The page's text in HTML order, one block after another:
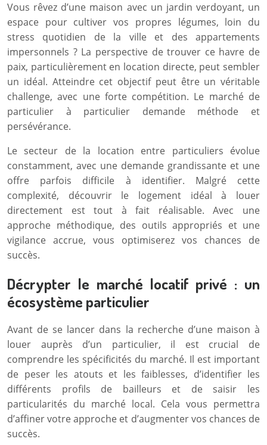
Vous rêvez d’une maison avec un jardin verdoyant, un
espace pour cultiver vos propres légumes, loin du
stress quotidien de la ville et des appartements
impersonnels ? La perspective de trouver ce havre de
paix, particulièrement en location directe, peut sembler
un idéal. Atteindre cet objectif peut être un véritable
challenge, avec une forte compétition. Le marché de
particulier à particulier demande méthode et
persévérance.
Le secteur de la location entre particuliers évolue
constamment, avec une demande grandissante et une
offre parfois difficile à identifier. Malgré cette
complexité, découvrir le logement idéal à louer
directement est tout à fait réalisable. Avec une
approche méthodique, des outils appropriés et une
vigilance accrue, vous optimiserez vos chances de
succès.
Décrypter le marché locatif privé : un
écosystème particulier
Avant de se lancer dans la recherche d’une maison à
louer auprès d’un particulier, il est crucial de
comprendre les spécificités du marché. Il est important
de peser les atouts et les faiblesses, d’identifier les
différents profils de bailleurs et de saisir les
particularités du marché local. Cela vous permettra
d’affiner votre approche et d’augmenter vos chances de
succès.